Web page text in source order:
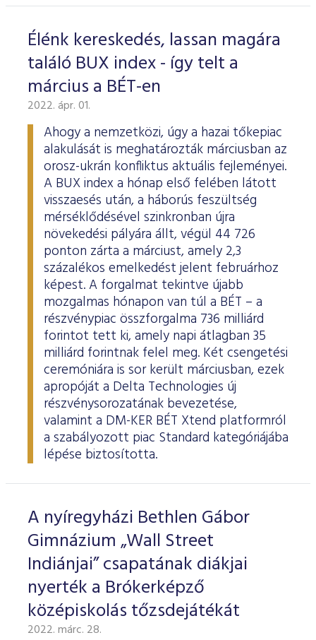
Élénk kereskedés, lassan magára
találó BUX index - így telt a
március a BÉT-en
2022. ápr. 01.
Ahogy a nemzetközi, úgy a hazai tőkepiac
alakulását is meghatározták márciusban az
orosz-ukrán konfliktus aktuális fejleményei.
A BUX index a hónap első felében látott
visszaesés után, a háborús feszültség
mérséklődésével szinkronban újra
növekedési pályára állt, végül 44 726
ponton zárta a márciust, amely 2,3
százalékos emelkedést jelent februárhoz
képest. A forgalmat tekintve újabb
mozgalmas hónapon van túl a BÉT – a
részvénypiac összforgalma 736 milliárd
forintot tett ki, amely napi átlagban 35
milliárd forintnak felel meg. Két csengetési
ceremóniára is sor került márciusban, ezek
apropóját a Delta Technologies új
részvénysorozatának bevezetése,
valamint a DM-KER BÉT Xtend platformról
a szabályozott piac Standard kategóriájába
lépése biztosította.
A nyíregyházi Bethlen Gábor
Gimnázium „Wall Street
Indiánjai” csapatának diákjai
nyerték a Brókerképző
középiskolás tőzsdejátékát
2022. márc. 28.